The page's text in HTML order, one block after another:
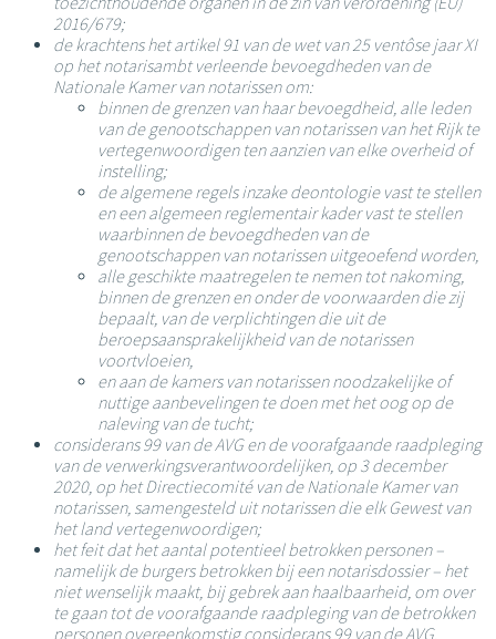
2016/679;
de krachtens het artikel 91 van de wet van 25 ventôse jaar XI
op het notarisambt verleende bevoegdheden van de
Nationale Kamer van notarissen om:
binnen de grenzen van haar bevoegdheid, alle leden
van de genootschappen van notarissen van het Rijk te
vertegenwoordigen ten aanzien van elke overheid of
instelling;
de algemene regels inzake deontologie vast te stellen
en een algemeen reglementair kader vast te stellen
waarbinnen de bevoegdheden van de
genootschappen van notarissen uitgeoefend worden,
alle geschikte maatregelen te nemen tot nakoming,
binnen de grenzen en onder de voorwaarden die zij
bepaalt, van de verplichtingen die uit de
beroepsaansprakelijkheid van de notarissen
voortvloeien,
en aan de kamers van notarissen noodzakelijke of
nuttige aanbevelingen te doen met het oog op de
naleving van de tucht;
considerans 99 van de AVG en de voorafgaande raadpleging
van de verwerkingsverantwoordelijken, op 3 december
2020, op het Directiecomité van de Nationale Kamer van
notarissen, samengesteld uit notarissen die elk Gewest van
het land vertegenwoordigen;
het feit dat het aantal potentieel betrokken personen –
namelijk de burgers betrokken bij een notarisdossier – het
niet wenselijk maakt, bij gebrek aan haalbaarheid, om over
te gaan tot de voorafgaande raadpleging van de betrokken
personen overeenkomstig considerans 99 van de AVG.